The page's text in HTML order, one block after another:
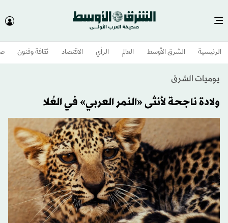
الرئيسية الشرق الأوسط​ العالم الرأي الاقتصاد ثقافة وفنون
يوميات الشرق
ولادة ناجحة لأنثى «النمر العربي» في العُلا